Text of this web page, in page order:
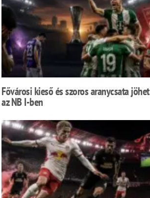
Fővárosi kieső és szoros aranycsata jöhet
az NB I-ben